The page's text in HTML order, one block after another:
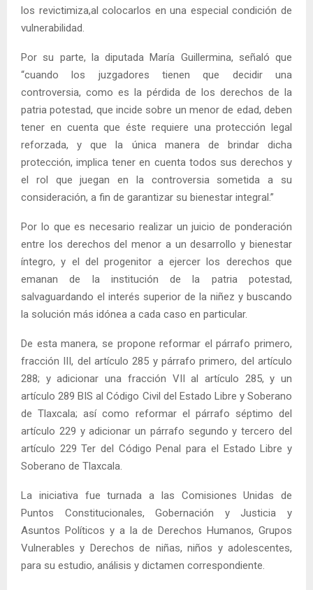
los revictimiza,al colocarlos en una especial condición de
vulnerabilidad.
Por su parte, la diputada María Guillermina, señaló que
“cuando los juzgadores tienen que decidir una
controversia, como es la pérdida de los derechos de la
patria potestad, que incide sobre un menor de edad, deben
tener en cuenta que éste requiere una protección legal
reforzada, y que la única manera de brindar dicha
protección, implica tener en cuenta todos sus derechos y
el rol que juegan en la controversia sometida a su
consideración, a fin de garantizar su bienestar integral.”
Por lo que es necesario realizar un juicio de ponderación
entre los derechos del menor a un desarrollo y bienestar
íntegro, y el del progenitor a ejercer los derechos que
emanan de la institución de la patria potestad,
salvaguardando el interés superior de la niñez y buscando
la solución más idónea a cada caso en particular.
De esta manera, se propone reformar el párrafo primero,
fracción III, del artículo 285 y párrafo primero, del artículo
288; y adicionar una fracción VII al artículo 285, y un
artículo 289 BIS al Código Civil del Estado Libre y Soberano
de Tlaxcala; así como reformar el párrafo séptimo del
artículo 229 y adicionar un párrafo segundo y tercero del
artículo 229 Ter del Código Penal para el Estado Libre y
Soberano de Tlaxcala.
La iniciativa fue turnada a las Comisiones Unidas de
Puntos Constitucionales, Gobernación y Justicia y
Asuntos Políticos y a la de Derechos Humanos, Grupos
Vulnerables y Derechos de niñas, niños y adolescentes,
para su estudio, análisis y dictamen correspondiente.